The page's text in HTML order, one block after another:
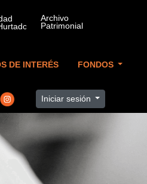
DE INTERÉS FONDOS
Iniciar sesión